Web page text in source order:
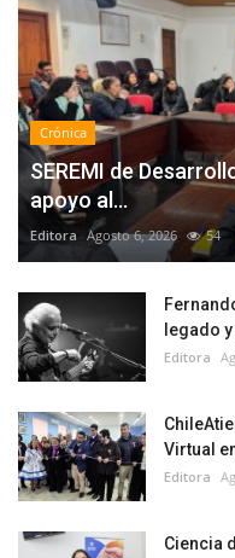
Crónica
SEREMI de
apoyo al...
Editora Agosto 6, 2026 54
legado
Editora
Virtual
Editora
Ciencia